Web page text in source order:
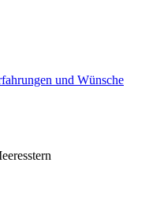
und Wünsche